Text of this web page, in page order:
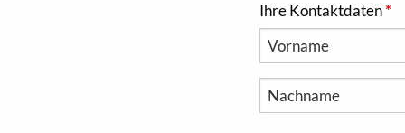
Ihre Kontaktdaten